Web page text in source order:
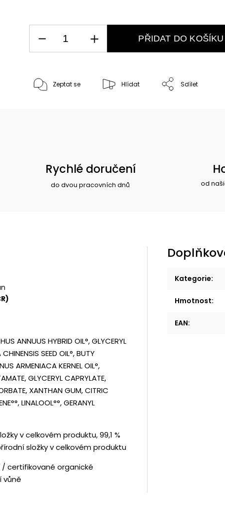
PŘIDAT DO KOŠÍKU
Zeptat se Hlídat Sdílet
Rychlé doručení
do dvou pracovních dnů od
ANNUUS HYBRID OIL°, GLYCERYL
SEED OIL°, BUTY
ARMENIACA KERNEL OIL°,
GLYCERYL CAPRYLATE,
XANTHAN GUM, CITRIC
LINALOOL°°, GERANYL
v celkovém produktu, 99,1 %
složky v celkovém produktu
certifikované organické
vůně
Kategorie:
Hmotnost:
EAN: